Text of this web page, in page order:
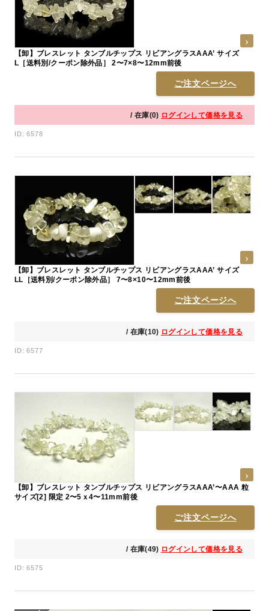
【卸】ブレスレット タンブルチップス リビアングラスAAA’ サイズ
L［送料別/クーポン除外品］ 2〜7×8〜12mm前後
ご注文ページへ
/ 在庫(0) ログインして価格を見る
ID: 6578
【卸】ブレスレット タンブルチップス リビアングラスAAA’ サイズ
LL［送料別/クーポン除外品］ 7〜8×10〜12mm前後
ご注文ページへ
/ 在庫(10) ログインして価格を見る
ID: 6577
【卸】ブレスレット タンブルチップス リビアングラスAAA’〜AAA 粒
サイズ[2] 限定 2〜5ｘ4〜11mm前後
ご注文ページへ
/ 在庫(49) ログインして価格を見る
ID: 6575